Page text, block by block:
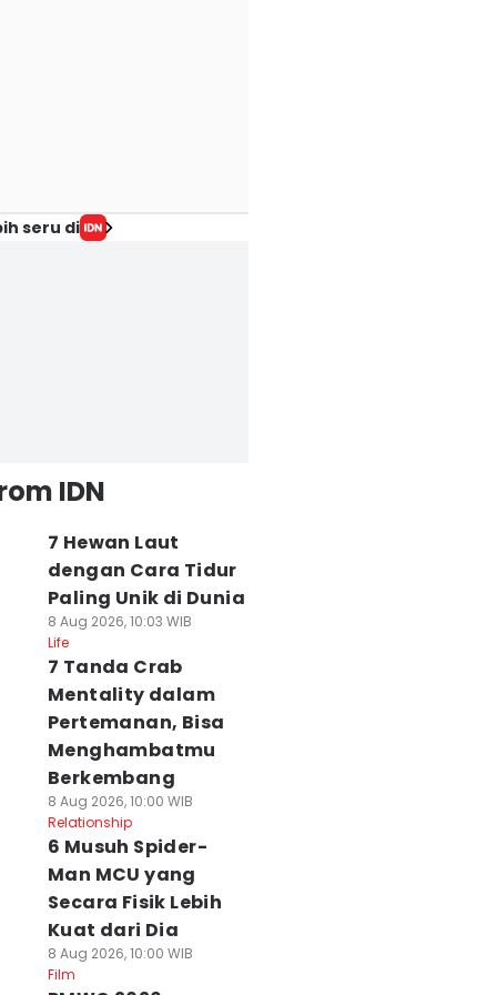
seru di
IDN
7 Hewan Laut
dengan Cara Tidur
Paling Unik di Dunia
8 Aug 2026, 10:03 WIB
Life
7 Tanda Crab
Mentality dalam
Pertemanan, Bisa
Menghambatmu
Berkembang
8 Aug 2026, 10:00 WIB
Relationship
6 Musuh Spider-
Man MCU yang
Secara Fisik Lebih
Kuat dari Dia
8 Aug 2026, 10:00 WIB
Film